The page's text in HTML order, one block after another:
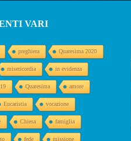
VARI
preghiera Quaresima 2020
misericordia in evidenza
Quaresima amore
Eucaristia vocazione
Chiesa famiglia
fede missione